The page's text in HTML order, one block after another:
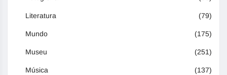
Literatura (79)
Mundo (175)
Museu (251)
Música (137)